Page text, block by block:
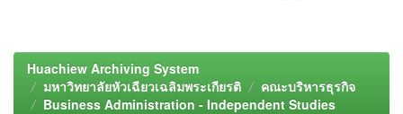
Huachiew Archiving System
มหาวิทยาลัยหัวเฉียวเฉลิมพระเกียรติ
คณะบริหารธุรกิจ
Business Administration - Independent Studies